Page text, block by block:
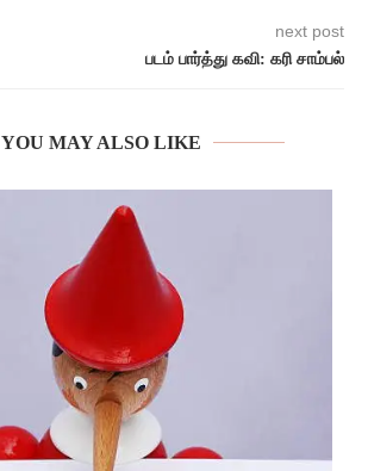
next post
படம் பார்த்து கவி: கரி சாம்பல்
YOU MAY ALSO LIKE